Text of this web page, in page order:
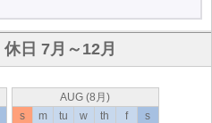
日 7月～12月
AUG (8月)
s
m tu w th f
s